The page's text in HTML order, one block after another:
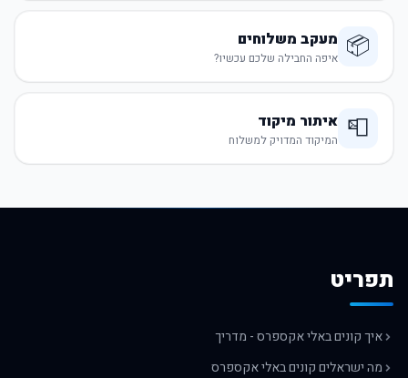
📦 מעקב משלוחים
איפה החבילה שלכם עכשיו?
📮 איתור מיקוד
המיקוד המדויק למשלוח
תפריט
איך קונים באלי אקספרס - מדריך
מה ישראלים קונים באלי אקספרס